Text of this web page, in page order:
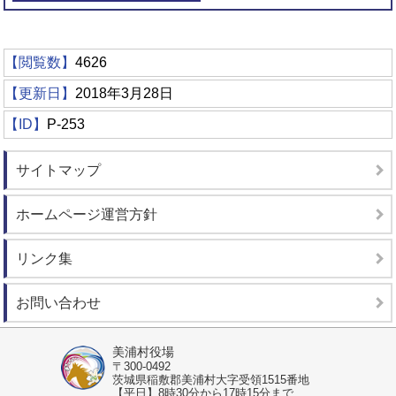
【閲覧数】4626
【更新日】 2018年3月28日
【ID】 P-253
サイトマップ
ホームページ運営方針
リンク集
お問い合わせ
美浦村役場
〒300-0492
茨城県稲敷郡美浦村大字受領1515番地
【平日】8時30分から17時15分まで